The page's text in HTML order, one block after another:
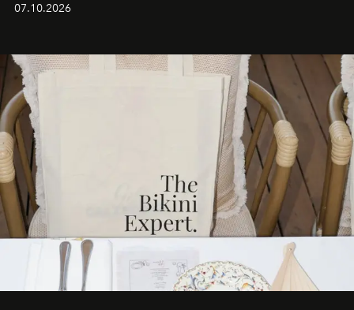
buluşturarak markanın Cavo Tagoo’daki varlığını
sürükleyici ve mevsime özel bir deneyime dönüştürüyor.
07.10.2026